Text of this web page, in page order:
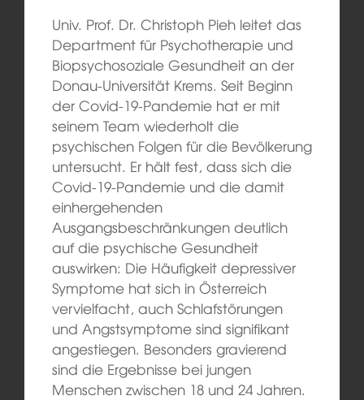
Univ. Prof. Dr. Christoph Pieh leitet das
Department für Psychotherapie und
Biopsychosoziale Gesundheit an der
Donau-Universität Krems. Seit Beginn
der Covid-19-Pandemie hat er mit
seinem Team wiederholt die
psychischen Folgen für die Bevölkerung
untersucht. Er hält fest, dass sich die
Covid-19-Pandemie und die damit
einhergehenden
Ausgangsbeschränkungen deutlich
auf die psychische Gesundheit
auswirken: Die Häufigkeit depressiver
Symptome hat sich in Österreich
vervielfacht, auch Schlafstörungen
und Angstsymptome sind signifikant
angestiegen. Besonders gravierend
sind die Ergebnisse bei jungen
Menschen zwischen 18 und 24 Jahren.